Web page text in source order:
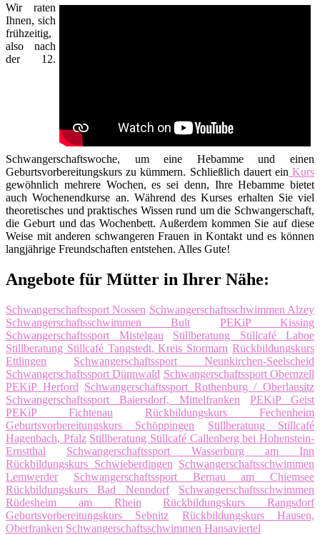
Wir raten
Ihnen, sich
frühzeitig,
also nach
der 12.
Schwangerschaftswoche, um eine Hebamme und einen
Geburtsvorbereitungskurs zu kümmern. Schließlich dauert ein Kurs
gewöhnlich mehrere Wochen, es sei denn, Ihre Hebamme bietet
auch Wochenendkurse an. Während des Kurses erhalten Sie viel
theoretisches und praktisches Wissen rund um die Schwangerschaft,
die Geburt und das Wochenbett. Außerdem kommen Sie auf diese
Weise mit anderen schwangeren Frauen in Kontakt und es können
langjährige Freundschaften entstehen. Alles Gute!
Angebote für Mütter in Ihrer Nähe:
Schwangerschaftssport Nossen Schwangerschaftsschwimmen Alzey
Schwangerschaftsschwimmen Bult
PEKiP Kissing
Schwangerschaftssport Mistelgau
Stillberatung Stillcafé Laboe
Stillberatung Stillcafé Tangstedt, Kreis Stormarn Rückbildungskurs
Ettlingen
Schwangerschaftssport Neunkirchen-Seelscheid
Schwangerschaftssport Dünnwald Schwangerschaftssport Obernzell
PEKiP Herford Schwangerschaftssport Rothenburg / Oberlausitz
Schwangerschaftssport Baiersdorf, Mittelfranken
PEKiP Geist
PEKiP Fichtenau
Rückbildungskurs Fechenheim
Geburtsvorbereitungskurs Schöppingen
Stillberatung Stillcafé
Hagenbach, Pfalz Stillberatung Stillcafé Callenberg bei Hohenstein-
Ernstthal
Schwangerschaftssport Wasserburg am Inn
Rückbildungskurs Schwieberdingen Schwangerschaftsschwimmen
Lemwerder
Schwangerschaftssport Bernau am Chiemsee
Rückbildungskurs Bad Nenndorf
Schwangerschaftsschwimmen
Rüdesheim am Rhein
Rückbildungskurs Rangsdorf
Geburtsvorbereitungskurs Sebnitz
Rückbildungskurs Hausen,
Oberfranken Schwangerschaftsschwimmen Hansaviertel